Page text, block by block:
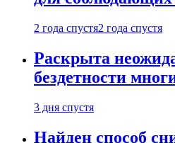
2 года спустя2 года спустя
Раскрыта
бездетности
3 дня спустя
Найден способ